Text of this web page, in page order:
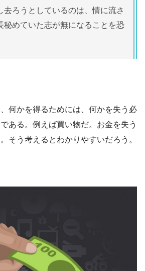
去ろうとしているのは、情に流さ
秘めていた志が無になることを恐
、何かを得るためには、何かを失う必
ある。例えば買い物だ。お金を失う
そう考えるとわかりやすいだろう。